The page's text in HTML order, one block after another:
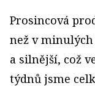
Prosincová
než v
a silnější, což
týdnů jsme